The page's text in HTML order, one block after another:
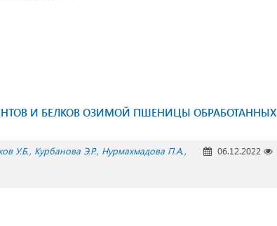
И БЕЛКОВ ОЗИМОЙ ПШЕНИЦЫ ОБРАБОТАННЫХ
У.Б. Курбанова Э.Р. Нурмахмадова П.А.
06.12.2022